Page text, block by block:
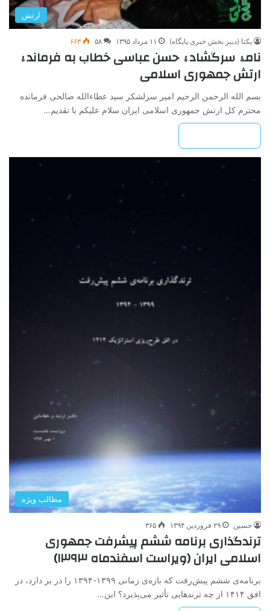
ارتش
یکتا (دبیر بخش خبری پایگاه) ۱۱ مرداد ۱۳۹۵ ۵۸ ۶۶۳
نامۀ سرگشادۀ حسن عباسی خطاب به فرماندۀ
ارتش جمهوری اسلامی
بسم الله الرحمن الرحیم امیر سرلشکر سید عطاءالله صالحی فرمانده
محترم کل ارتش جمهوری اسلامی ایران سلام علیکم با تقدیم…
مطالب ویژه
حسین ۲۹ فروردین ۱۳۹۴ ۳۶۵
ترندگذاری برنامه ششم پیشرفت جمهوری
اسلامی ایران (ویراست اسفندماه ۱۳۹۳)
برنامه‌ی ششم پیش‌رفت که بازه‌ی زمانی ۱۳۹۹-۱۳۹۴ را در بر دارد، در
افق ۱۴۱۴ از چه ترندهایی تأثیر می‌پذیرد؟ این…